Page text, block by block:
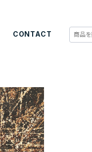
CONTACT